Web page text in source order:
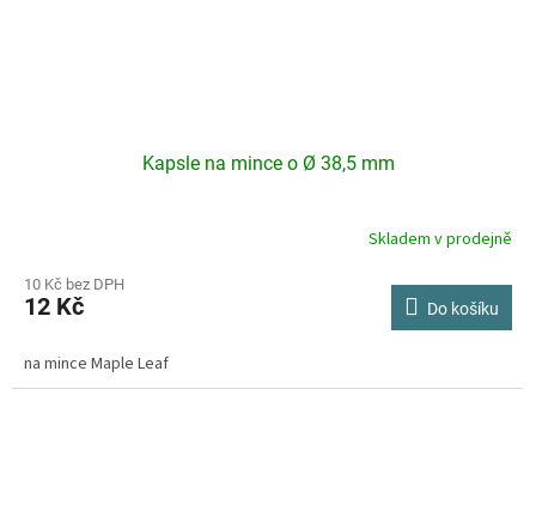
Kapsle na mince o Ø 38,5 mm
Skladem v prodejně
10 Kč bez DPH
12 Kč Do košíku
na mince Maple Leaf